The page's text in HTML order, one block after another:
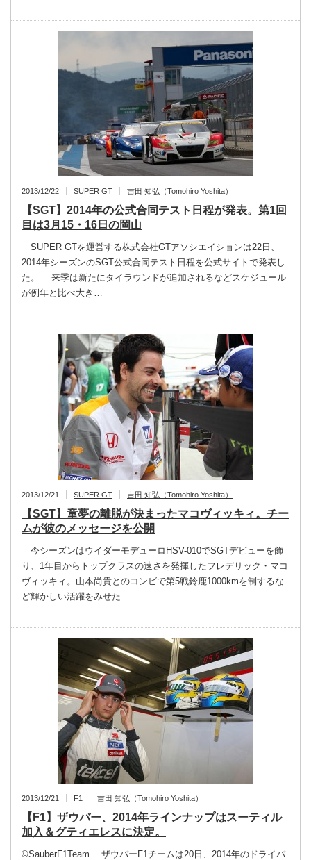
2013/12/22 SUPER GT 吉田 知弘（Tomohiro Yoshita）
【SGT】2014年の公式合同テスト日程が発表。第1回
目は3月15・16日の岡山
SUPER GTを運営する株式会社GTアソシエイションは22日、
2014年シーズンのSGT公式合同テスト日程を公式サイトで発表し
た。 来季は新たにタイラウンドが追加されるなどスケジュール
が例年と比べ大き…
2013/12/21 SUPER GT 吉田 知弘（Tomohiro Yoshita）
【SGT】童夢の離脱が決まったマコヴィッキィ。チー
ムが彼のメッセージを公開
今シーズンはウイダーモデューロHSV-010でSGTデビューを飾
り、1年目からトップクラスの速さを発揮したフレデリック・マコ
ヴィッキィ。山本尚貴とのコンビで第5戦鈴鹿1000kmを制するな
ど輝かしい活躍をみせた…
2013/12/21 F1 吉田 知弘（Tomohiro Yoshita）
【F1】ザウバー、2014年ラインナップはスーティル
加入＆グティエレスに決定。
©SauberF1Team ザウバーF1チームは20日、2014年のドライバ